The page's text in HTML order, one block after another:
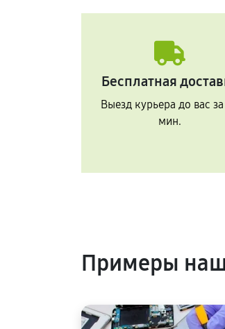
Бесплатная
Выезд курьера до вас
мин.
Примеры